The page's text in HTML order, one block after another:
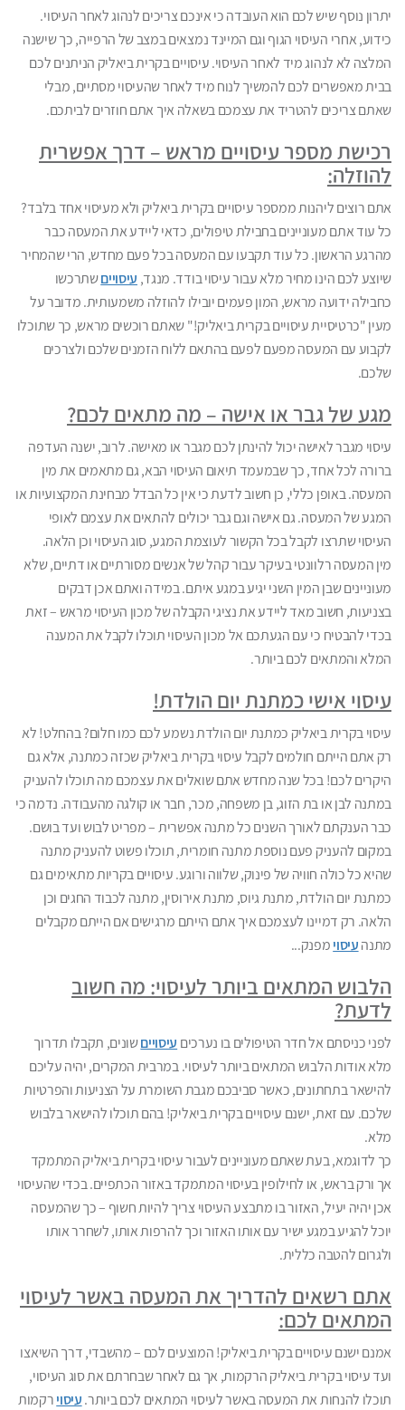
יתרון נוסף שיש לכם הוא העובדה כי אינכם צריכים לנהוג לאחר העיסוי.
כידוע, אחרי העיסוי הגוף וגם המיינד נמצאים במצב של הרפייה, כך שישנה
המלצה לא לנהוג מיד לאחר העיסוי. עיסויים בקרית ביאליק הניתנים לכם
בבית מאפשרים לכם להמשיך לנוח מיד לאחר שהעיסוי מסתיים, מבלי
שאתם צריכים להטריד את עצמכם בשאלה איך אתם חוזרים לביתכם.
רכישת מספר עיסויים מראש – דרך אפשרית
להוזלה:
אתם רוצים ליהנות ממספר עיסויים בקרית ביאליק ולא מעיסוי אחד בלבד?
כל עוד אתם מעוניינים בחבילת טיפולים, כדאי ליידע את המעסה כבר
מהרגע הראשון. כל עוד תקבעו עם המעסה בכל פעם מחדש, הרי שהמחיר
שיוצע לכם הינו מחיר מלא עבור עיסוי בודד. מנגד, עיסוייםשתרכשו
כחבילה ידועה מראש, המון פעמים יובילו להוזלה משמעותית. מדובר על
מעין "כרטיסיית עיסויים בקרית ביאליק!" שאתם רוכשים מראש, כך שתוכלו
לקבוע עם המעסה מפעם לפעם בהתאם ללוח הזמנים שלכם ולצרכים
שלכם.
מגע של גבר או אישה – מה מתאים לכם?
עיסוי מגבר לאישה יכול להינתן לכם מגבר או מאישה. לרוב, ישנה העדפה
ברורה לכל אחד, כך שבמעמד תיאום העיסוי הבא, גם מתאמים את מין
המעסה. באופן כללי, כן חשוב לדעת כי אין כל הבדל מבחינת המקצועיות או
המגע של המעסה. גם אישה וגם גבר יכולים להתאים את עצמם לאופי
העיסוי שתרצו לקבל בכל הקשור לעוצמת המגע, סוג העיסוי וכן הלאה.
מין המעסה רלוונטי בעיקר עבור קהל של אנשים מסורתיים או דתיים, שלא
מעוניינים שבן המין השני יגיע במגע איתם. במידה ואתם אכן דבקים
בצניעות, חשוב מאד ליידע את נציגי הקבלה של מכון העיסוי מראש – זאת
בכדי להבטיח כי עם הגעתכם אל מכון העיסוי תוכלו לקבל את המענה
המלא והמתאים לכם ביותר.
עיסוי אישי כמתנת יום הולדת!
עיסוי בקרית ביאליק כמתנת יום הולדת נשמע לכם כמו חלום? בהחלט! לא
רק אתם הייתם חולמים לקבל עיסוי בקרית ביאליק שכזה כמתנה, אלא גם
היקרים לכם! בכל שנה מחדש אתם שואלים את עצמכם מה תוכלו להעניק
במתנה לבן או בת הזוג, בן משפחה, מכר, חבר או קולגה מהעבודה. נדמה כי
כבר הענקתם לאורך השנים כל מתנה אפשרית – מפריט לבוש ועד בושם.
במקום להעניק פעם נוספת מתנה חומרית, תוכלו פשוט להעניק מתנה
שהיא כל כולה חוויה של פינוק, שלווה ורוגע. עיסויים בקריות מתאימים גם
כמתנת יום הולדת, מתנת גיוס, מתנת אירוסין, מתנה לכבוד החגים וכן
הלאה. רק דמיינו לעצמכם איך אתם הייתם מרגישים אם הייתם מקבלים
מתנה עיסוי מפנק...
הלבוש המתאים ביותר לעיסוי: מה חשוב
לדעת?
לפני כניסתם אל חדר הטיפולים בו נערכים עיסוייםשונים, תקבלו תדרוך
מלא אודות הלבוש המתאים ביותר לעיסוי. במרבית המקרים, יהיה עליכם
להישאר בתחתונים, כאשר סביבכם מגבת השומרת על הצניעות והפרטיות
שלכם. עם זאת, ישנם עיסויים בקרית ביאליק! בהם תוכלו להישאר בלבוש
מלא.
כך לדוגמא, בעת שאתם מעוניינים לעבור עיסוי בקרית ביאליק המתמקד
אך ורק בראש, או לחילופין בעיסוי המתמקד באזור הכתפיים. בכדי שהעיסוי
אכן יהיה יעיל, האזור בו מתבצע העיסוי צריך להיות חשוף – כך שהמעסה
יוכל להגיע במגע ישיר עם אותו האזור וכך להרפות אותו, לשחרר אותו
ולגרום להטבה כללית.
אתם רשאים להדריך את המעסה באשר לעיסוי
המתאים לכם:
אמנם ישנם עיסויים בקרית ביאליק! המוצעים לכם – מהשבדי, דרך השיאצו
ועד עיסוי בקרית ביאליק הרקמות, אך גם לאחר שבחרתם את סוג העיסוי,
תוכלו להנחות את המעסה באשר לעיסוי המתאים לכם ביותר. עיסוי רקמות